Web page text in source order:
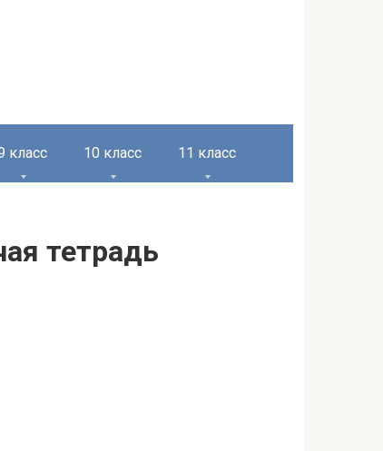
класс 10 класс 11 класс
тетрадь